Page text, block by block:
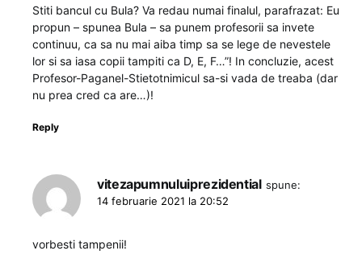
Stiti bancul cu Bula? Va redau numai finalul, parafrazat: Eu
propun – spunea Bula – sa punem profesorii sa invete
continuu, ca sa nu mai aiba timp sa se lege de nevestele
lor si sa iasa copii tampiti ca D, E, F…”! In concluzie, acest
Profesor-Paganel-Stietotnimicul sa-si vada de treaba (dar
nu prea cred ca are…)!
Reply
vitezapumnuluiprezidential spune:
14 februarie 2021 la 20:52
vorbesti tampenii!